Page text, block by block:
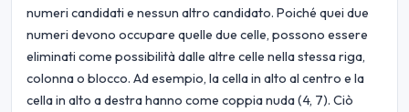
numeri candidati e nessun altro candidato. Poiché quei due
numeri devono occupare quelle due celle, possono essere
eliminati come possibilità dalle altre celle nella stessa riga,
colonna o blocco. Ad esempio, la cella in alto al centro e la
cella in alto a destra hanno come coppia nuda (4, 7). Ciò